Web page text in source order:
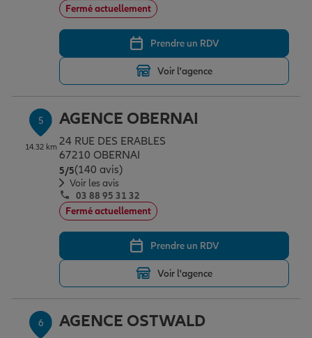
Fermé actuellement
Prendre un RDV
Voir l'agence
5
14.32 km
AGENCE OBERNAI
24 RUE DES ERABLES
67210 OBERNAI
5/5Note de 5 sur 5
(140 avis)
Voir les avis
03 88 95 31 32
Fermé actuellement
Prendre un RDV
Voir l'agence
6 AGENCE OSTWALD